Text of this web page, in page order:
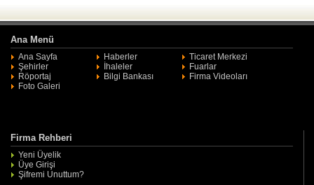
Ana Menü
Ana Sayfa Haberler
Ticaret Merkezi
Şehirler
İhaleler
Fuarlar
Röportaj
Bilgi Bankası
Firma Videoları
Foto Galeri
Firma Rehberi
Yeni Üyelik
Üye Girişi
Şifremi Unuttum?